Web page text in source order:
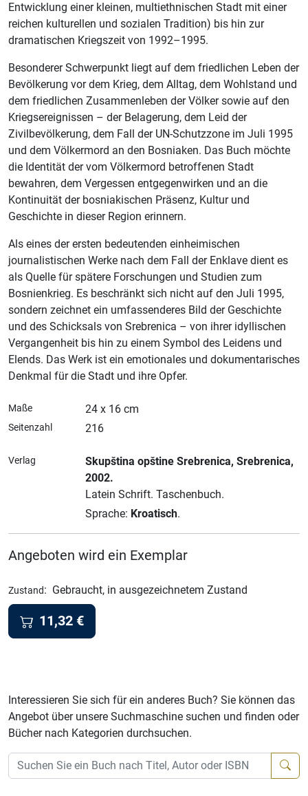
Entwicklung einer kleinen, multiethnischen Stadt mit einer
reichen kulturellen und sozialen Tradition) bis hin zur
dramatischen Kriegszeit von 1992–1995.
Besonderer Schwerpunkt liegt auf dem friedlichen Leben der
Bevölkerung vor dem Krieg, dem Alltag, dem Wohlstand und
dem friedlichen Zusammenleben der Völker sowie auf den
Kriegsereignissen – der Belagerung, dem Leid der
Zivilbevölkerung, dem Fall der UN-Schutzzone im Juli 1995
und dem Völkermord an den Bosniaken. Das Buch möchte
die Identität der vom Völkermord betroffenen Stadt
bewahren, dem Vergessen entgegenwirken und an die
Kontinuität der bosniakischen Präsenz, Kultur und
Geschichte in dieser Region erinnern.
Als eines der ersten bedeutenden einheimischen
journalistischen Werke nach dem Fall der Enklave dient es
als Quelle für spätere Forschungen und Studien zum
Bosnienkrieg. Es beschränkt sich nicht auf den Juli 1995,
sondern zeichnet ein umfassenderes Bild der Geschichte
und des Schicksals von Srebrenica – von ihrer idyllischen
Vergangenheit bis hin zu einem Symbol des Leidens und
Elends. Das Werk ist ein emotionales und dokumentarisches
Denkmal für die Stadt und ihre Opfer.
Maße 24 x 16 cm
Seitenzahl 216
Verlag Skupština opštine Srebrenica, Srebrenica,
2002.
Latein Schrift. Taschenbuch.
Sprache: Kroatisch.
Angeboten wird ein Exemplar
Zustand: Gebraucht, in ausgezeichnetem Zustand
11,32 €
Interessieren Sie sich für ein anderes Buch? Sie können das
Angebot über unsere Suchmaschine suchen und finden oder
Bücher nach Kategorien durchsuchen.